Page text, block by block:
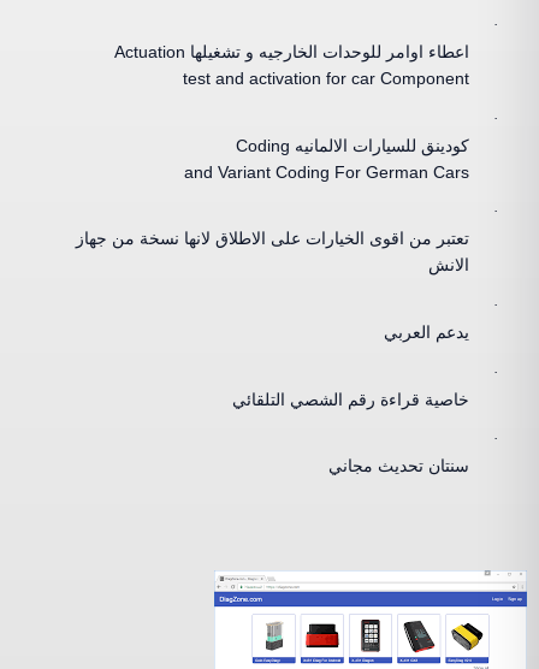
·
اعطاء اوامر للوحدات الخارجيه و تشغيلها Actuation
test and activation for car Component
·
كودينق للسيارات الالمانيه Coding
and Variant Coding For German Cars
·
تعتبر من اقوى الخيارات على الاطلاق لانها نسخة من جهاز
الانش
·
يدعم العربي
·
خاصية قراءة رقم الشصي التلقائي
·
سنتان تحديث مجاني